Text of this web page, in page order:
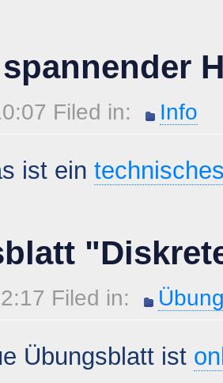
Filed in: Info
ist ein
Filed in:
Übungsblatt ist